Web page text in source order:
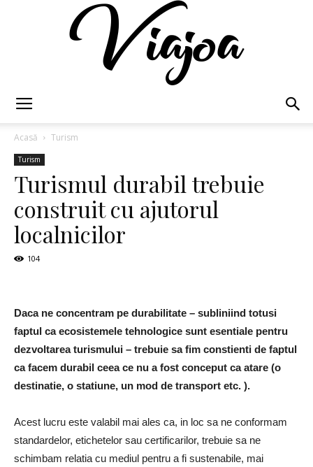
Acasă Turism
Turism
Turismul durabil trebuie
construit cu ajutorul
localnicilor
104
Daca ne concentram pe durabilitate – subliniind totusi
faptul ca ecosistemele tehnologice sunt esentiale pentru
dezvoltarea turismului – trebuie sa fim constienti de faptul
ca facem durabil ceea ce nu a fost conceput ca atare (o
destinatie, o statiune, un mod de transport etc. ).
Acest lucru este valabil mai ales ca, in loc sa ne conformam
standardelor, etichetelor sau certificarilor, trebuie sa ne
schimbam relatia cu mediul pentru a fi sustenabile, mai